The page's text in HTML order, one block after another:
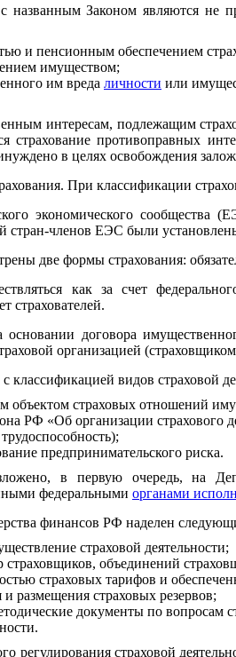
названным Законом являются не
и пенсионным обеспечением
имуществом;
им вреда личности или
интересам, подлежащим
страхование противоправных
в целях освобождения
При классификации
экономического
стран-членов ЕЭС были
две формы страхования:
как за счет
страхователей.
основании договора
организацией
классификацией видов страховой
объектом страховых отношений
РФ «Об организации страхового
предпринимательского риска.
в первую очередь, на
федеральными органами
финансов РФ наделен
страховой деятельности;
объединений
страховых тарифов и
размещения страховых резервов;
документы по вопросам
регулирования страховой